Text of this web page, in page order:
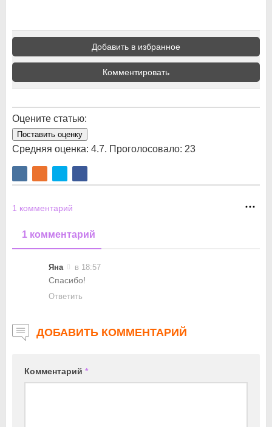
Добавить в избранное
Комментировать
Оцените статью:
Поставить оценку
Средняя оценка: 4.7. Проголосовало: 23
1 комментарий
1 комментарий
Яна в 18:57
Спасибо!
Ответить
ДОБАВИТЬ КОММЕНТАРИЙ
Комментарий *